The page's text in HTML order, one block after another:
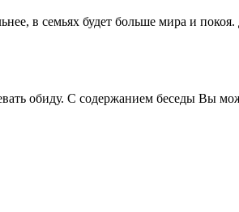
в семьях будет больше мира и покоя.
обиду. С содержанием беседы Вы